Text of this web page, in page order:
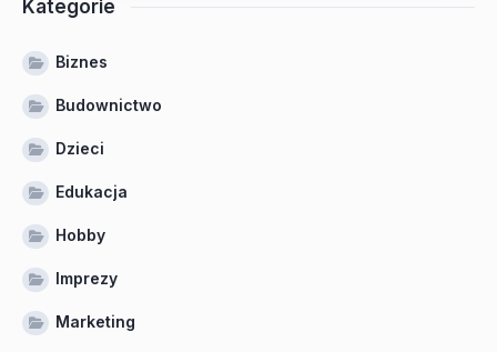
Kategorie
Biznes
Budownictwo
Dzieci
Edukacja
Hobby
Imprezy
Marketing